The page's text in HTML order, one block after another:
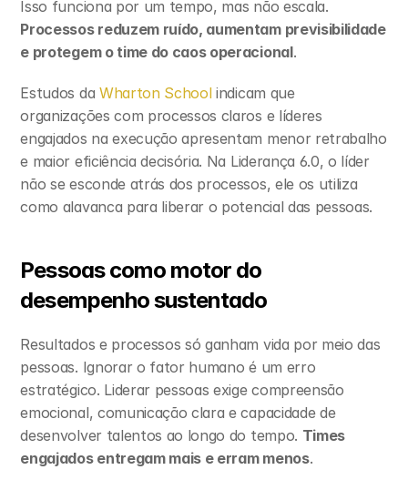
Processos reduzem ruído, aumentam previsibilidade
e protegem o time do caos operacional.
Estudos da Wharton School indicam que
organizações com processos claros e líderes
engajados na execução apresentam menor retrabalho
e maior eficiência decisória. Na Liderança 6.0, o líder
não se esconde atrás dos processos, ele os utiliza
como alavanca para liberar o potencial das pessoas.
Pessoas como motor do
desempenho sustentado
Resultados e processos só ganham vida por meio das
pessoas. Ignorar o fator humano é um erro
estratégico. Liderar pessoas exige compreensão
emocional, comunicação clara e capacidade de
desenvolver talentos ao longo do tempo. Times
engajados entregam mais e erram menos.